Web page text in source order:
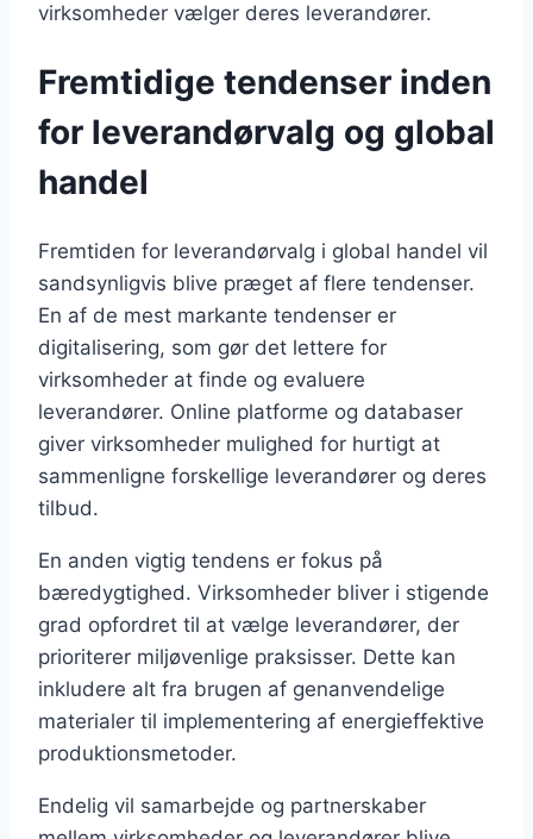
virksomheder vælger deres leverandører.
Fremtidige tendenser inden
for leverandørvalg og global
handel
Fremtiden for leverandørvalg i global handel vil
sandsynligvis blive præget af flere tendenser.
En af de mest markante tendenser er
digitalisering, som gør det lettere for
virksomheder at finde og evaluere
leverandører. Online platforme og databaser
giver virksomheder mulighed for hurtigt at
sammenligne forskellige leverandører og deres
tilbud.
En anden vigtig tendens er fokus på
bæredygtighed. Virksomheder bliver i stigende
grad opfordret til at vælge leverandører, der
prioriterer miljøvenlige praksisser. Dette kan
inkludere alt fra brugen af genanvendelige
materialer til implementering af energieffektive
produktionsmetoder.
Endelig vil samarbejde og partnerskaber